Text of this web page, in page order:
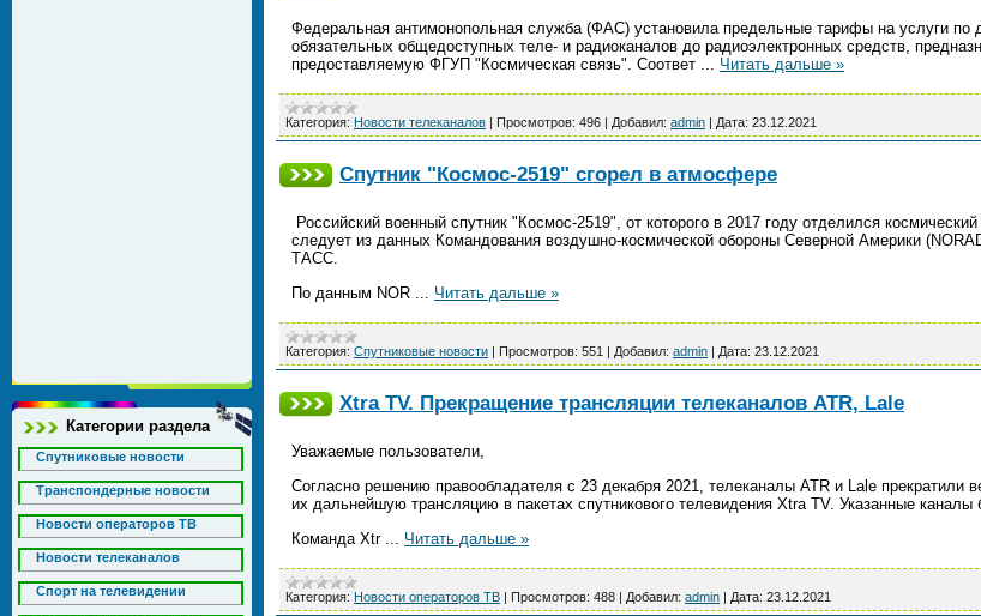
Категории раздела
Спутниковые новости
Транспондерные новости
Новости операторов ТВ
Новости телеканалов
Спорт на телевидении
Федеральная антимонопольная служба (ФАС) установила предельные тарифы на услуги по
обязательных общедоступных теле- и радиоканалов до радиоэлектронных средств,
предоставляемую ФГУП "Космическая связь". Соответ ... Читать дальше »
Категория: Новости телеканалов | Просмотров: 496 | Добавил: admin | Дата: 23.12.2021
Спутник "Космос-2519" сгорел в атмосфере
Российский военный спутник "Космос-2519", от которого в 2017 году отделился
следует из данных Командования воздушно-космической обороны Северной Америки
ТАСС.
По данным NOR ... Читать дальше »
Категория: Спутниковые новости | Просмотров: 551 | Добавил: admin | Дата: 23.12.2021
Xtra TV. Прекращение трансляции телеканалов ATR, Lale
Уважаемые пользователи,
Согласно решению правообладателя с 23 декабря 2021, телеканалы ATR и Lale прекратили
их дальнейшую трансляцию в пакетах спутникового телевидения Xtra TV. Указанные
Команда Xtr ... Читать дальше »
Категория: Новости операторов ТВ | Просмотров: 488 | Добавил: admin | Дата: 23.12.2021